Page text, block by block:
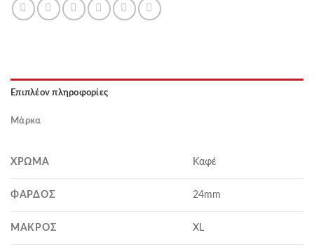
Επιπλέον πληροφορίες
Μάρκα
ΧΡΏΜΑ Καφέ
ΦΆΡΔΟΣ 24mm
MΆΚΡΟΣ XL